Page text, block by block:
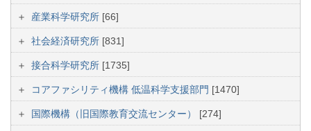
産業科学研究所 [66]
社会経済研究所 [831]
接合科学研究所 [1735]
コアファシリティ機構 低温科学支援部門 [1470]
国際機構（旧国際教育交流センター） [274]